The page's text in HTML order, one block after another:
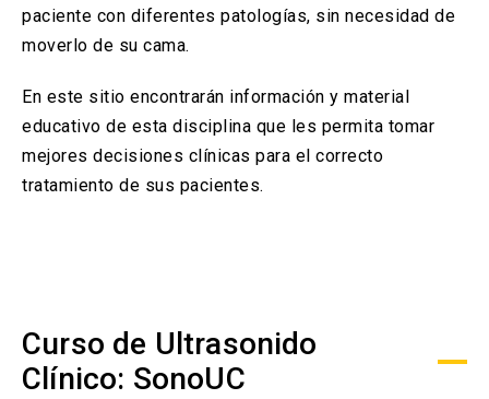
paciente con diferentes patologías, sin necesidad de
moverlo de su cama.
En este sitio encontrarán información y material
educativo de esta disciplina que les permita tomar
mejores decisiones clínicas para el correcto
tratamiento de sus pacientes.
Curso de Ultrasonido
Clínico: SonoUC